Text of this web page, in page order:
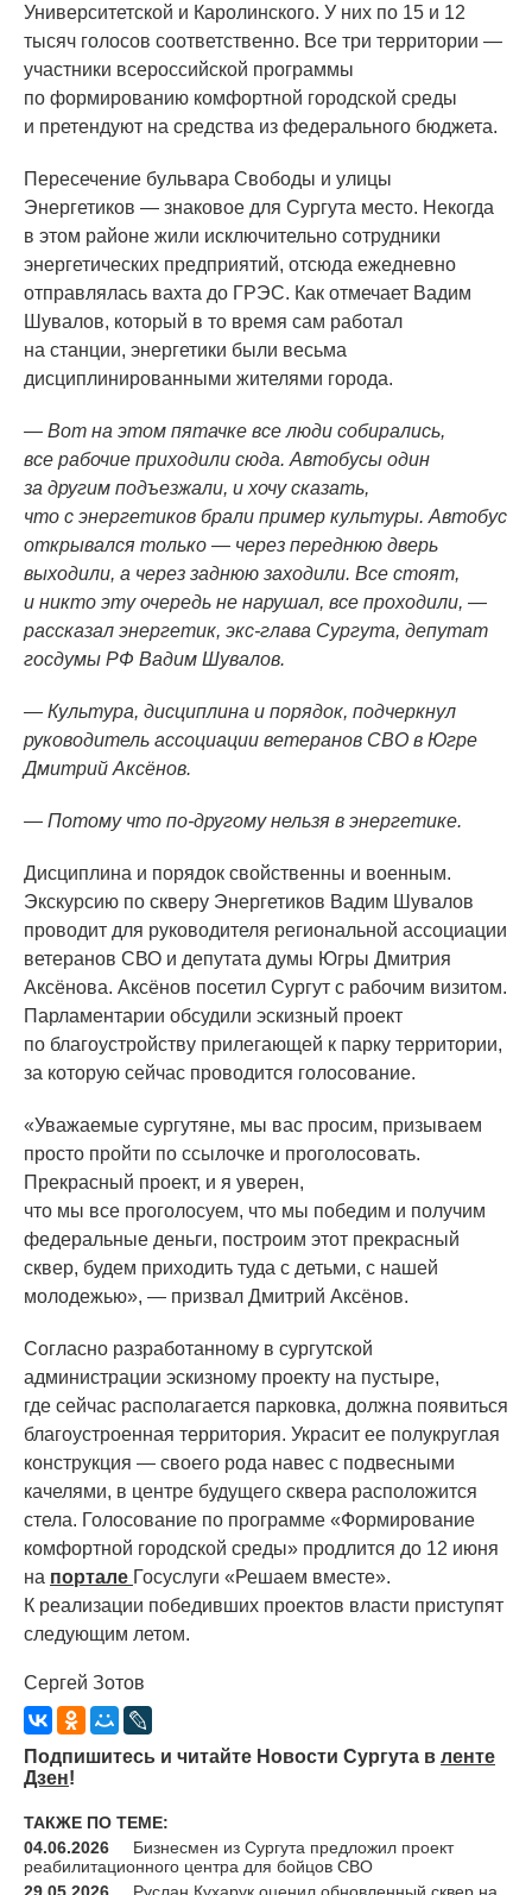
Университетской и Каролинского. У них по 15 и 12
тысяч голосов соответственно. Все три территории —
участники всероссийской программы
по формированию комфортной городской среды
и претендуют на средства из федерального бюджета.
Пересечение бульвара Свободы и улицы
Энергетиков — знаковое для Сургута место. Некогда
в этом районе жили исключительно сотрудники
энергетических предприятий, отсюда ежедневно
отправлялась вахта до ГРЭС. Как отмечает Вадим
Шувалов, который в то время сам работал
на станции, энергетики были весьма
дисциплинированными жителями города.
— Вот на этом пятачке все люди собирались,
все рабочие приходили сюда. Автобусы один
за другим подъезжали, и хочу сказать,
что с энергетиков брали пример культуры. Автобус
открывался только — через переднюю дверь
выходили, а через заднюю заходили. Все стоят,
и никто эту очередь не нарушал, все проходили, —
рассказал энергетик, экс-глава Сургута, депутат
госдумы РФ Вадим Шувалов.
— Культура, дисциплина и порядок, подчеркнул
руководитель ассоциации ветеранов СВО в Югре
Дмитрий Аксёнов.
— Потому что по-другому нельзя в энергетике.
Дисциплина и порядок свойственны и военным.
Экскурсию по скверу Энергетиков Вадим Шувалов
проводит для руководителя региональной ассоциации
ветеранов СВО и депутата думы Югры Дмитрия
Аксёнова. Аксёнов посетил Сургут с рабочим визитом.
Парламентарии обсудили эскизный проект
по благоустройству прилегающей к парку территории,
за которую сейчас проводится голосование.
«Уважаемые сургутяне, мы вас просим, призываем
просто пройти по ссылочке и проголосовать.
Прекрасный проект, и я уверен,
что мы все проголосуем, что мы победим и получим
федеральные деньги, построим этот прекрасный
сквер, будем приходить туда с детьми, с нашей
молодежью», — призвал Дмитрий Аксёнов.
Согласно разработанному в сургутской
администрации эскизному проекту на пустыре,
где сейчас располагается парковка, должна появиться
благоустроенная территория. Украсит ее полукруглая
конструкция — своего рода навес с подвесными
качелями, в центре будущего сквера расположится
стела. Голосование по программе «Формирование
комфортной городской среды» продлится до 12 июня
на портале Госуслуги «Решаем вместе».
К реализации победивших проектов власти приступят
следующим летом.
Сергей Зотов
Подпишитесь и читайте Новости Сургута в ленте
Дзен!
ТАКЖЕ ПО ТЕМЕ:
04.06.2026
Бизнесмен из Сургута предложил проект
реабилитационного центра для бойцов СВО
29.05.2026
Руслан Кухарук оценил обновленный сквер на